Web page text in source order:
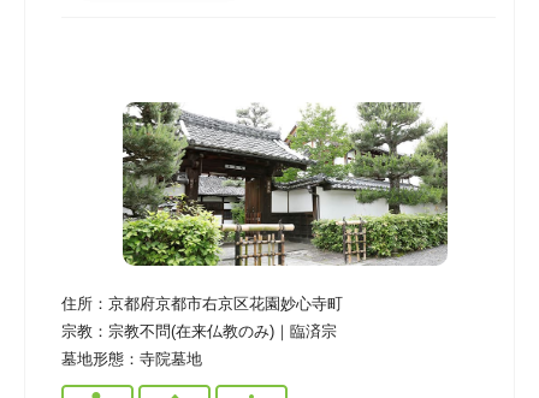
住所： 京都府京都市右京区花園妙心寺町
宗教： 宗教不問(在来仏教のみ)｜臨済宗
墓地形態： 寺院墓地